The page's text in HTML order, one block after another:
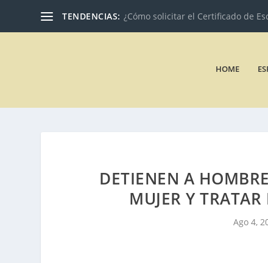
TENDENCIAS: ¿Cómo solicitar el Certificado de
HOME
DETIENEN A
MUJER Y TRATAR
Ago 4,